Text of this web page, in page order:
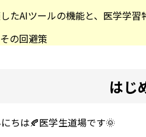
たAIツールの機能と、医学学
の回避策
はじ
ちは🍂医学生道場です🌞